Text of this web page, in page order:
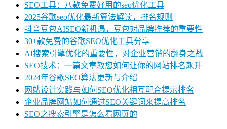
SEO工具：八款免费好用的seo优化工具
2025谷歌seo优化最新算法解读，排名规则
抖音豆包AISEO新机遇，豆包对品牌推荐的重要性
30+款免费的谷歌SEO优化工具分享
AI搜索引擎优化的重要性，对企业营销的翻身之战
SEO技术：一篇文章教您如何让你的网站排名飙升
2024年谷歌SEO算法更新与介绍
网站设计实践与如何SEO优化相互配合提示排名
企业品牌网站如何通过SEO关键词来提高排名
SEO之搜索引擎是怎么看网页的